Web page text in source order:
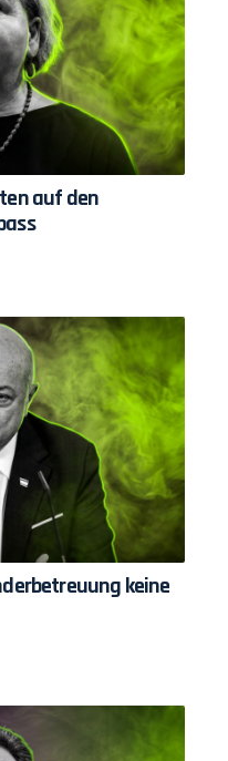
auf den
keine